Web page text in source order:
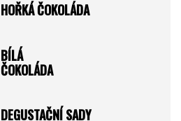
HOŘKÁ ČOKOLÁDA
BÍLÁ
ČOKOLÁDA
DEGUSTAČNÍ SADY